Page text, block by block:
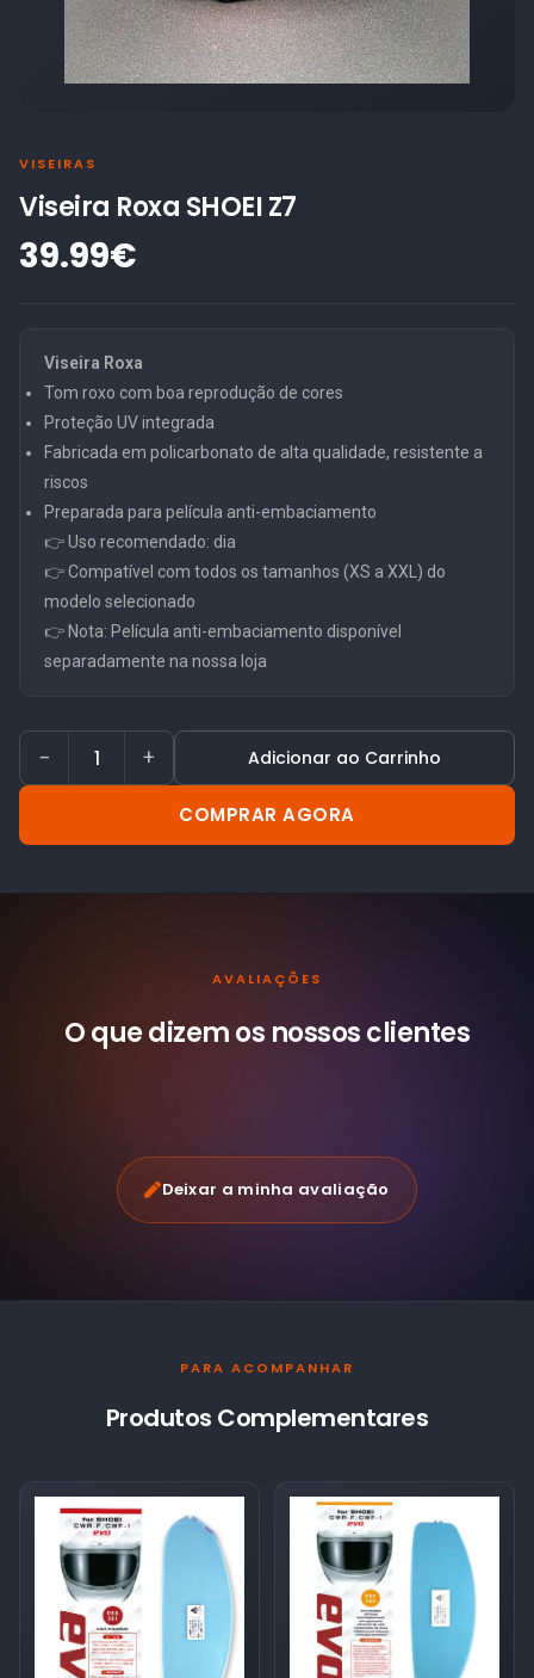
VISEIRAS
Viseira Roxa SHOEI Z7
39.99€
Viseira Roxa
Tom roxo com boa reprodução de cores
Proteção UV integrada
Fabricada em policarbonato de alta qualidade, resistente a
riscos
Preparada para película anti-embaciamento
👉 Uso recomendado: dia
👉 Compatível com todos os tamanhos (XS a XXL) do
modelo selecionado
👉 Nota: Película anti-embaciamento disponível
separadamente na nossa loja
− + Adicionar ao Carrinho
COMPRAR AGORA
AVALIAÇÕES
O que dizem os nossosclientes
Deixar a minha avaliação
PARA ACOMPANHAR
Produtos Complementares